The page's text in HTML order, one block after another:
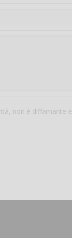
non è diffamante e